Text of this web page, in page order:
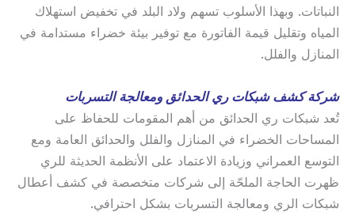
النباتات. وبهذا الأسلوب تسهم ولاد البلد في تخفيض استهلاك
المياه وتقليل قيمة الفاتورة مع توفير بيئة خضراء مستدامة في
المنازل والفلل.
شركة كشف شبكات ري الحدائق ومعالجة التسربات
تُعد شبكات ري الحدائق من أهم المقومات للحفاظ على
المساحات الخضراء في المنازل والفلل والحدائق العامة ومع
التوسع العمراني وزيادة الاعتماد على الأنظمة الحديثة للري
ظهرت الحاجة الملحّة إلى شركات متخصصة في كشف أعطال
شبكات الري ومعالجة التسربات بشكل احترافي.